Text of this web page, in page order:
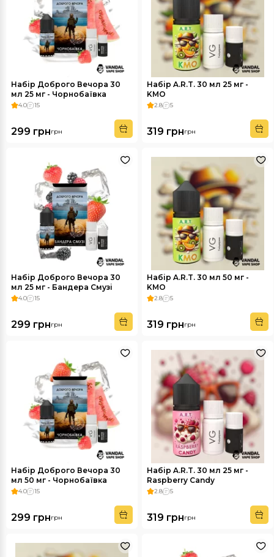
Набір Доброго Вечора 30
мл 25 мг - Чорнобаївка
4.0 15
299 грнгрн
Набір A.R.T. 30 мл 25 мг -
KMO
2.8 5
319 грнгрн
Набір Доброго Вечора 30
мл 25 мг - Бандера Смузі
4.0 15
299 грнгрн
Набір A.R.T. 30 мл 50 мг -
KMO
2.8 5
319 грнгрн
Набір Доброго Вечора 30
мл 50 мг - Чорнобаївка
4.0 15
299 грнгрн
Набір A.R.T. 30 мл 25 мг -
Raspberry Candy
2.8 5
319 грнгрн